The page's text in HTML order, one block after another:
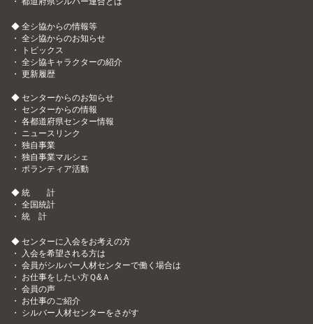
◆ 全シ協からの情報等
・全シ協からのお知らせ
・
トピックス
・全シ協キャラクターの紹介
・更新履歴
◆ センターからのお知らせ
・ センターからの情報
・各都道府県センター情報
・
ニュースリンク
・独自事業
・独自事業マルシェ
・ ボランティア活動
◆ 統 計
・全国統計
・統 計
◆ センターに入会をお考えの方
・
入会を希望される方は
・会員がシルバー人材センターで働く場合は
・ お仕事をしたい方Ｑ&Ａ
・会員の声
・ お仕事のご紹介
・ シルバー人材センターをさがす